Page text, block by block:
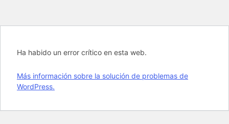
Ha habido un error crítico en esta web.
Más información sobre la solución de problemas de
WordPress.